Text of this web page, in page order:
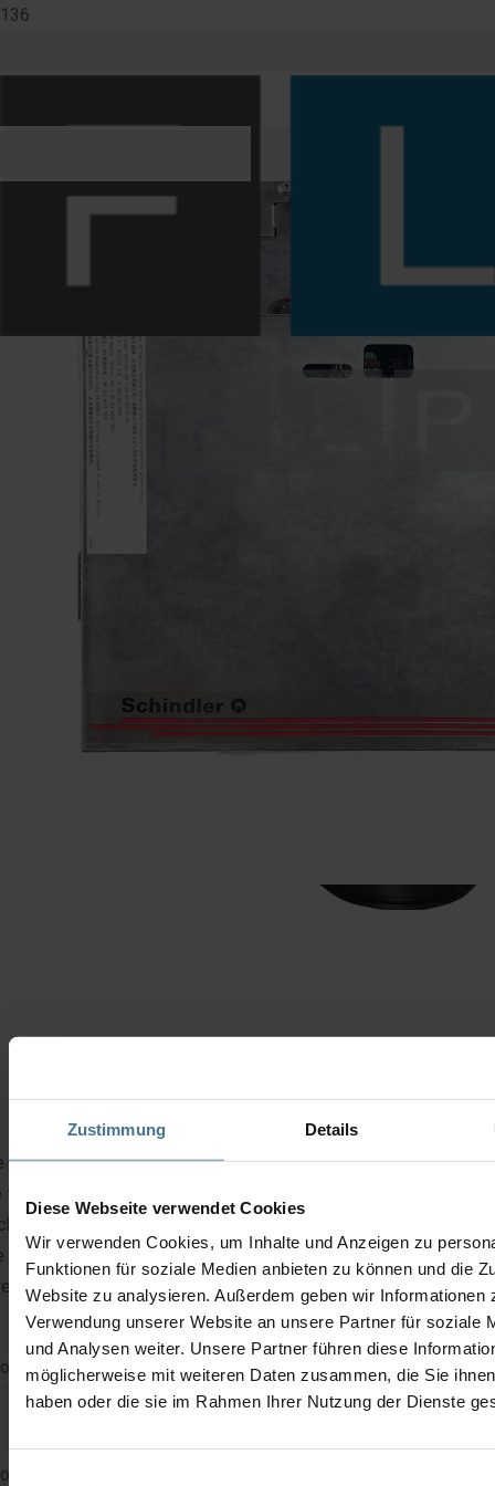
Zustimmung Details
Diese Webseite verwendet Cookies
Wir verwenden Cookies, um Inhalte und Anzeigen zu
Funktionen für soziale Medien anbieten zu können und die
Website zu analysieren. Außerdem geben wir Informationen
Verwendung unserer Website an unsere Partner für soziale
und Analysen weiter. Unsere Partner führen diese
möglicherweise mit weiteren Daten zusammen, die Sie
haben oder die sie im Rahmen Ihrer Nutzung der Dienste
Einwilligungsauswahl
technology of the Kone V3F25 is similar to that of the V3F18
to its design, it is also suitable for the usual applications in the
room and in the control cabinet.
V3F25 frequency inverter from kone is used to control the
or larger MX drives.
this field
this field